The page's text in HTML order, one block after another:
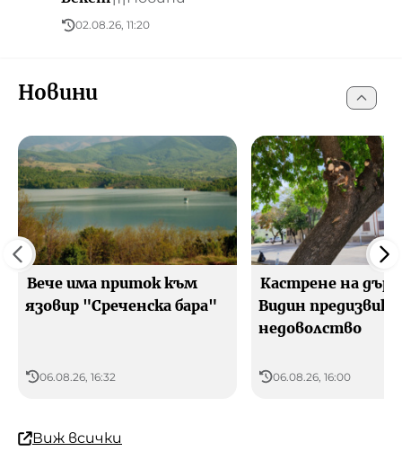
02.08.26, 11:20
Новини
Вече има приток към
язовир "Среченска бара"
06.08.26, 16:32
Кастрене на
Видин предизвика
недоволство
06.08.26, 16:00
Виж всички